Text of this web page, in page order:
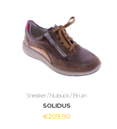
Sneaker / Nubuck / Bruin
SOLIDUS
€209,90